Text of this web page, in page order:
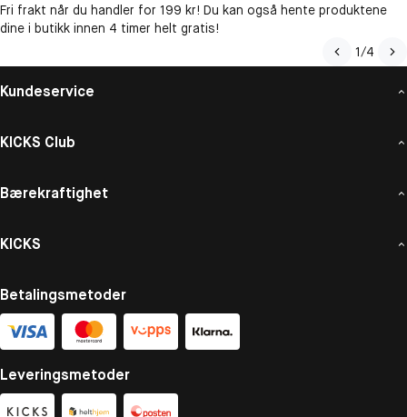
Fri frakt når du handler for 199 kr! Du kan også hente produktene
dine i butikk innen 4 timer helt gratis!
1/4
Kundeservice
KICKS Club
Bærekraftighet
KICKS
Betalingsmetoder
Leveringsmetoder